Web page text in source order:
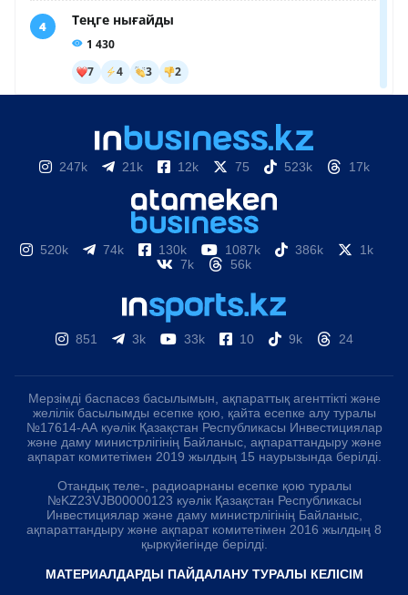
247k 21k 12k 75 523k 17k
520k 74k 130k 1087k 386k
1k
7k
56k
851 3k 33k 10 9k 24
Мерзімді баспасөз басылымын, ақпараттық агенттікті және
желілік басылымды есепке қою, қайта есепке алу туралы
№17614-АА куәлік Қазақстан Республикасы Инвестициялар
және даму министрлігінің Байланыс, ақпараттандыру және
ақпарат комитетімен 2019 жылдың 15 наурызында берілді.
Отандық теле-, радиоарнаны есепке қою туралы
№KZ23VJB00000123 куәлік Қазақстан Республикасы
Инвестициялар және даму министрлігінің Байланыс,
ақпараттандыру және ақпарат комитетімен 2016 жылдың 8
қыркүйегінде берілді.
МАТЕРИАЛДАРДЫ ПАЙДАЛАНУ ТУРАЛЫ КЕЛІСІМ